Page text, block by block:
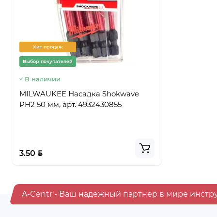
Хит продаж
Выбор покупателей
В наличии
MILWAUKEE Насадка Shokwave
PH2 50 мм, арт. 4932430855
3.50 BYN
A-Centr - Ваш надежный партнер в мире